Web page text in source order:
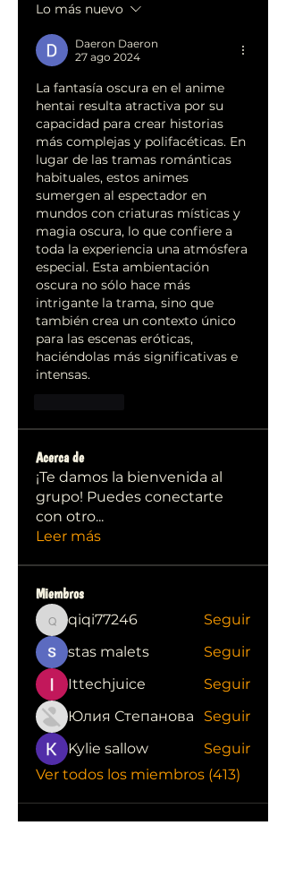
Lo más nuevo
Daeron Daeron
27 ago 2024
La fantasía oscura en el anime
hentai resulta atractiva por su
capacidad para crear historias
más complejas y polifacéticas. En
lugar de las tramas románticas
habituales, estos animes
sumergen al espectador en
mundos con criaturas místicas y
magia oscura, lo que confiere a
toda la experiencia una atmósfera
especial. Esta ambientación
oscura no sólo hace más
intrigante la trama, sino que
también crea un contexto único
para las escenas eróticas,
haciéndolas más significativas e
intensas.
Acerca de
¡Te damos la bienvenida al
grupo! Puedes conectarte
con otro...
Leer más
Miembros
qiqi77246
qiqi77246
Seguir
stas malets
Seguir
Ittechjuice
Seguir
Юлия Степанова
Seguir
Kylie sallow
Seguir
Ver todos los miembros (413)